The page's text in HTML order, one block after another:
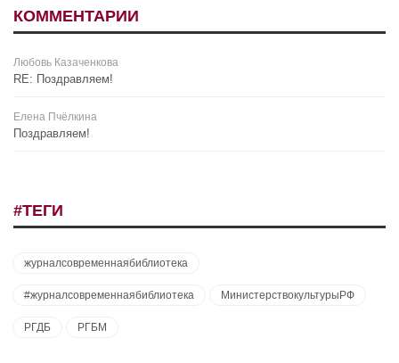
КОММЕНТАРИИ
Любовь Казаченкова
RE: Поздравляем!
Елена Пчёлкина
Поздравляем!
#ТЕГИ
журналсовременнаябиблиотека
#журналсовременнаябиблиотека МинистерствокультурыРФ
РГДБ РГБМ